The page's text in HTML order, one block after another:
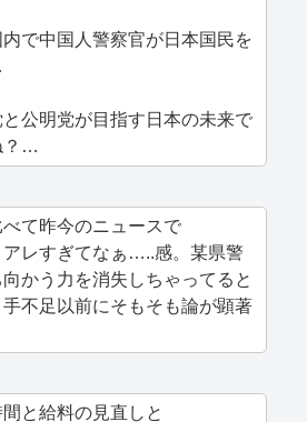
内で中国人警察官が日本国民を
と公明党が目指す日本の未来で
？…
て昨今のニュースで
アレすぎてなぁ…..感。某県警
かう力を消失しちゃってると
不足以前にそもそも論が顕著
と給料の見直しと